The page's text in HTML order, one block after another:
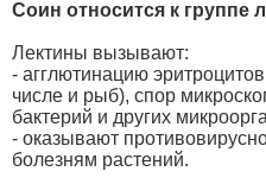
Соин относится к группе
Лектины вызывают:
- агглютинацию
числе и рыб), спор
бактерий и других
- оказывают
болезням растений.